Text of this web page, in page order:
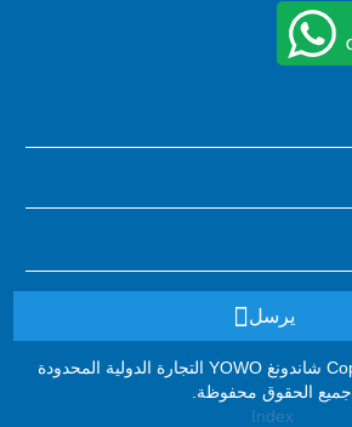
يرسل
Copyright © 2024-2026 شاندونغ YOWO التجارة الدولية المحدودة
جميع الحقوق محفوظة.
Index